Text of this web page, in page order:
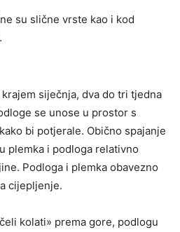
su slične vrste kao i kod
siječnja, dva do tri tjedna
se unose u prostor s
bi potjerale. Obično spajanje
plemka i podloga relativno
Podloga i plemka obavezno
cijepljenje.
kolati» prema gore, podlogu